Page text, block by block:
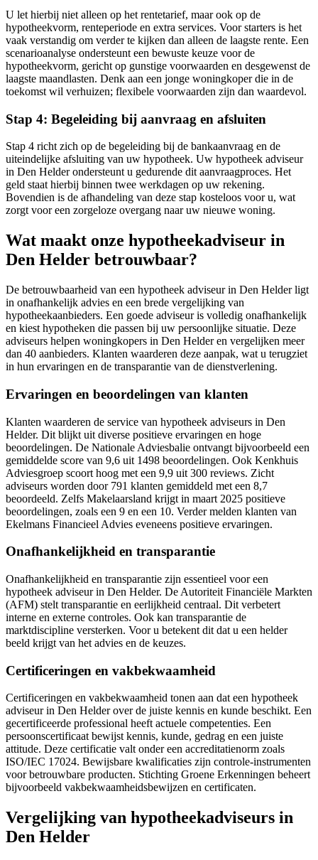
U let hierbij niet alleen op het rentetarief, maar ook op de
hypotheekvorm, renteperiode en extra services. Voor starters is het
vaak verstandig om verder te kijken dan alleen de laagste rente. Een
scenarioanalyse ondersteunt een bewuste keuze voor de
hypotheekvorm, gericht op gunstige voorwaarden en desgewenst de
laagste maandlasten. Denk aan een jonge woningkoper die in de
toekomst wil verhuizen; flexibele voorwaarden zijn dan waardevol.
Stap 4: Begeleiding bij aanvraag en afsluiten
Stap 4 richt zich op de begeleiding bij de bankaanvraag en de
uiteindelijke afsluiting van uw hypotheek. Uw hypotheek adviseur
in Den Helder ondersteunt u gedurende dit aanvraagproces. Het
geld staat hierbij binnen twee werkdagen op uw rekening.
Bovendien is de afhandeling van deze stap kosteloos voor u, wat
zorgt voor een zorgeloze overgang naar uw nieuwe woning.
Wat maakt onze hypotheekadviseur in
Den Helder betrouwbaar?
De betrouwbaarheid van een hypotheek adviseur in Den Helder ligt
in onafhankelijk advies en een brede vergelijking van
hypotheekaanbieders. Een goede adviseur is volledig onafhankelijk
en kiest hypotheken die passen bij uw persoonlijke situatie. Deze
adviseurs helpen woningkopers in Den Helder en vergelijken meer
dan 40 aanbieders. Klanten waarderen deze aanpak, wat u terugziet
in hun ervaringen en de transparantie van de dienstverlening.
Ervaringen en beoordelingen van klanten
Klanten waarderen de service van hypotheek adviseurs in Den
Helder. Dit blijkt uit diverse positieve ervaringen en hoge
beoordelingen. De Nationale Adviesbalie ontvangt bijvoorbeeld een
gemiddelde score van 9,6 uit 1498 beoordelingen. Ook Kenkhuis
Adviesgroep scoort hoog met een 9,9 uit 300 reviews. Zicht
adviseurs worden door 791 klanten gemiddeld met een 8,7
beoordeeld. Zelfs Makelaarsland krijgt in maart 2025 positieve
beoordelingen, zoals een 9 en een 10. Verder melden klanten van
Ekelmans Financieel Advies eveneens positieve ervaringen.
Onafhankelijkheid en transparantie
Onafhankelijkheid en transparantie zijn essentieel voor een
hypotheek adviseur in Den Helder. De Autoriteit Financiële Markten
(AFM) stelt transparantie en eerlijkheid centraal. Dit verbetert
interne en externe controles. Ook kan transparantie de
marktdiscipline versterken. Voor u betekent dit dat u een helder
beeld krijgt van het advies en de keuzes.
Certificeringen en vakbekwaamheid
Certificeringen en vakbekwaamheid tonen aan dat een hypotheek
adviseur in Den Helder over de juiste kennis en kunde beschikt. Een
gecertificeerde professional heeft actuele competenties. Een
persoonscertificaat bewijst kennis, kunde, gedrag en een juiste
attitude. Deze certificatie valt onder een accreditatienorm zoals
ISO/IEC 17024. Bewijsbare kwalificaties zijn controle-instrumenten
voor betrouwbare producten. Stichting Groene Erkenningen beheert
bijvoorbeeld vakbekwaamheidsbewijzen en certificaten.
Vergelijking van hypotheekadviseurs in
Den Helder